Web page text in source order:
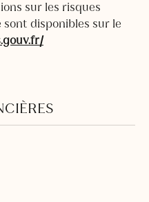
sur les risques
sont disponibles sur le